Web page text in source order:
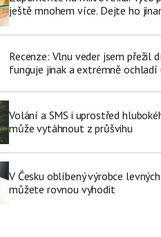
ještě mnohem více. Dejte ho
Recenze: Vlnu veder jsem přežil
funguje jinak a extrémně ochladí
Volání a SMS i uprostřed
může vytáhnout z průšvihu
V Česku oblíbený výrobce
můžete rovnou vyhodit